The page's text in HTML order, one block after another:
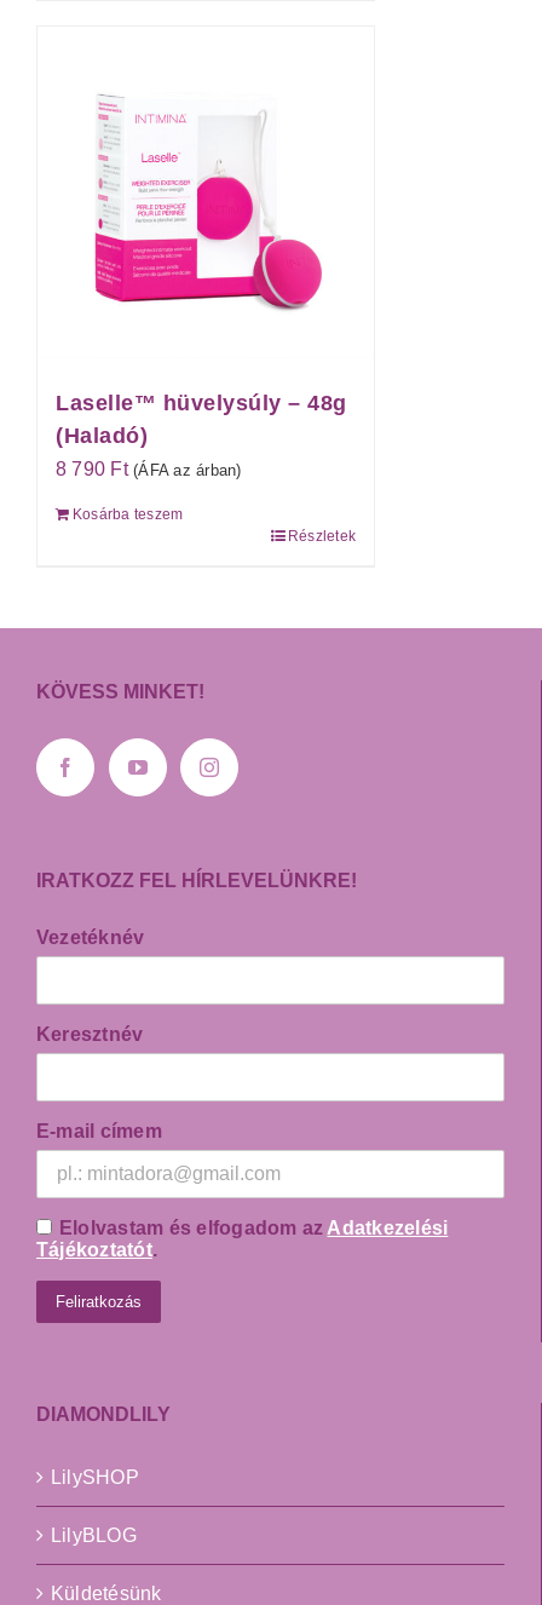
Laselle™ hüvelysúly – 48g
(Haladó)
8 790 Ft (ÁFA az árban)
Kosárba teszem
Részletek
KÖVESS MINKET!
IRATKOZZ FEL HÍRLEVELÜNKRE!
Vezetéknév
Keresztnév
E-mail címem
Elolvastam és elfogadom az Adatkezelési
Tájékoztatót.
DIAMONDLILY
LilySHOP
LilyBLOG
Küldetésünk